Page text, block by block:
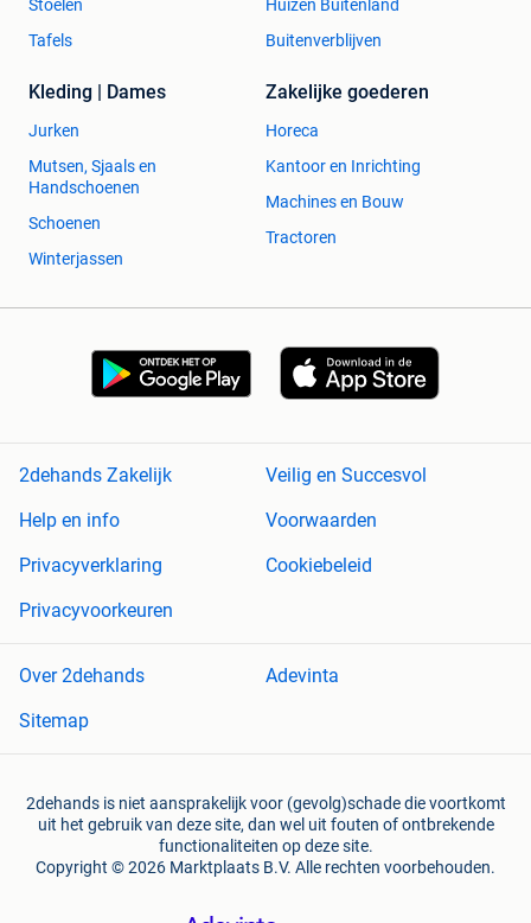
Stoelen
Tafels
Huizen Buitenland
Buitenverblijven
Kleding | Dames
Jurken
Mutsen, Sjaals en
Handschoenen
Schoenen
Winterjassen
Zakelijke goederen
Horeca
Kantoor en Inrichting
Machines en Bouw
Tractoren
2dehands Zakelijk
Veilig en Succesvol
Help en info
Voorwaarden
Privacyverklaring
Cookiebeleid
Privacyvoorkeuren
Over 2dehands
Adevinta
Sitemap
2dehands is niet aansprakelijk voor (gevolg)schade die voortkomt
uit het gebruik van deze site, dan wel uit fouten of ontbrekende
functionaliteiten op deze site.
Copyright © 2026 Marktplaats B.V. Alle rechten voorbehouden.